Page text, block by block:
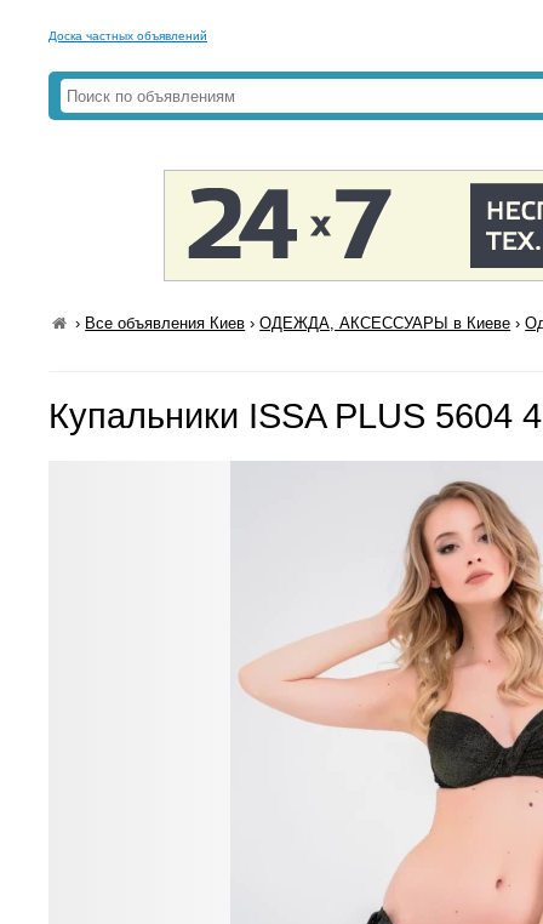
Доска частных объявлений
› Все объявления Киев ›ОДЕЖДА, АКСЕССУАРЫ в Киеве ›
Купальники ISSA PLUS 5604